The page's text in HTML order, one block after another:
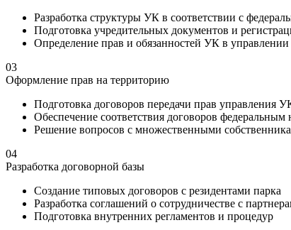
Разработка структуры УК в соответствии с
Подготовка учредительных документов и
Определение прав и обязанностей УК в
03
Оформление прав на территорию
Подготовка договоров передачи прав управления
Обеспечение соответствия договоров федеральным
Решение вопросов с множественными
04
Разработка договорной базы
Создание типовых договоров с резидентами парка
Разработка соглашений о сотрудничестве с
Подготовка внутренних регламентов и процедур